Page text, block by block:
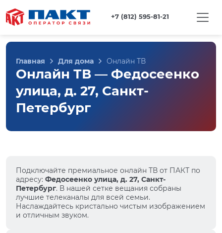
+7 (812) 595-81-21
Главная Для дома Онлайн ТВ
Онлайн ТВ — Федосеенко
улица, д. 27, Санкт-
Петербург
Подключайте премиальное онлайн ТВ от ПАКТ по
адресу: Федосеенко улица, д. 27, Санкт-
Петербург. В нашей сетке вещания собраны
лучшие телеканалы для всей семьи.
Наслаждайтесь кристально чистым изображением
и отличным звуком.